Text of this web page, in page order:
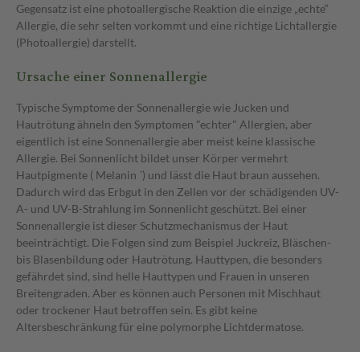
Gegensatz ist eine photoallergische Reaktion die einzige „echte“
Allergie, die sehr selten vorkommt und eine richtige Lichtallergie
(Photoallergie) darstellt.
Ursache einer Sonnenallergie
Typische Symptome der Sonnenallergie wie Jucken und
Hautrötung ähneln den Symptomen "echter" Allergien, aber
eigentlich ist eine Sonnenallergie aber meist keine klassische
Allergie. Bei Sonnenlicht bildet unser Körper vermehrt
Hautpigmente ( Melanin ´) und lässt die Haut braun aussehen.
Dadurch wird das Erbgut in den Zellen vor der schädigenden UV-
A- und UV-B-Strahlung im Sonnenlicht geschützt. Bei einer
Sonnenallergie ist dieser Schutzmechanismus der Haut
beeinträchtigt. Die Folgen sind zum Beispiel Juckreiz, Bläschen-
bis Blasenbildung oder Hautrötung. Hauttypen, die besonders
gefährdet sind, sind helle Hauttypen und Frauen in unseren
Breitengraden. Aber es können auch Personen mit Mischhaut
oder trockener Haut betroffen sein. Es gibt keine
Altersbeschränkung für eine polymorphe Lichtdermatose.